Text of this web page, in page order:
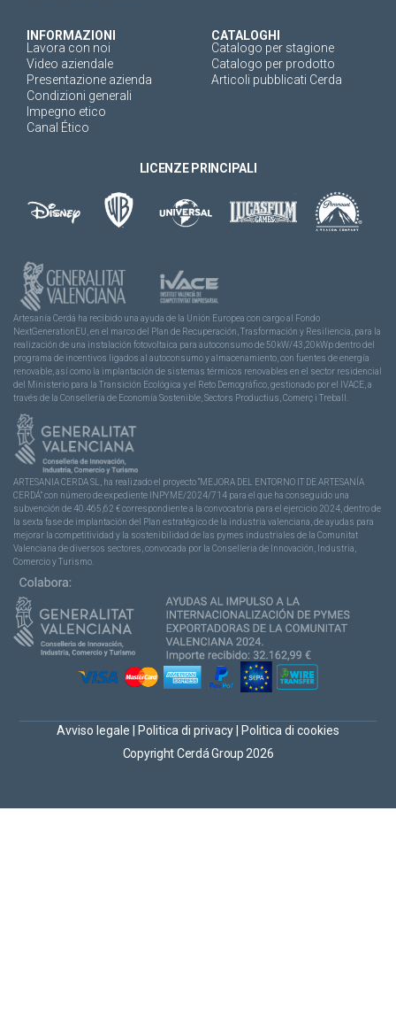
INFORMAZIONI
Lavora con noi
Video aziendale
Presentazione azienda
Condizioni generali
Impegno etico
Canal Ético
CATALOGHI
Catalogo per stagione
Catalogo per prodotto
Articoli pubblicati Cerda
LICENZE PRINCIPALI
Artesanía Cerdá ha recibido una ayuda de la Unión Europea con cargo al Fondo
NextGenerationEU, en el marco del Plan de Recuperación, Trasformación y Resiliencia, para la
realización de una instalación fotovoltaica para autoconsumo de 50kW/43,20kWp dentro del
programa de incentivos ligados al autoconsumo y almacenamiento, con fuentes de energía
renovable, así como la implantación de sistemas térmicos renovables en el sector residencial
del Ministerio para la Transición Ecológica y el Reto Demográfico, gestionado por el IVACE, a
través de la Consellería de Economía Sostenible, Sectors Productius, Comerç i Treball.
ARTESANIA CERDA SL, ha realizado el proyecto “MEJORA DEL ENTORNO IT DE ARTESANÍA
CERDÁ” con número de expediente INPYME/2024/714 para el que ha conseguido una
subvención de 40.465,62 € correspondiente a la convocatoria para el ejercicio 2024, dentro de
la sexta fase de implantación del Plan estratégico de la industria valenciana, de ayudas para
mejorar la competitividad y la sostenibilidad de las pymes industriales de la Comunitat
Valenciana de diversos sectores, convocada por la Conselleria de Innovación, Industria,
Comercio y Turismo.
Copyright Cerdá Group 2026
Avviso legale Politica di privacy Politica di cookies